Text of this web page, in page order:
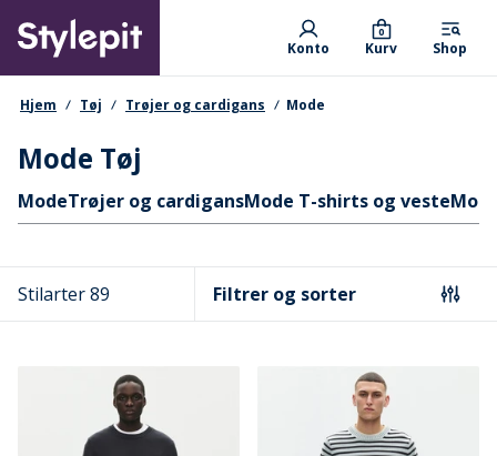
main
content
Primary departments
Konto Kurv
0
Shop
navigationssti
Hjem Tøj Trøjer og cardigans Mode
Mode Tøj
Hurtige links
ModeTrøjer og cardigansMode T-shirts og veste
Stilarter 89 Filtrer og sorter